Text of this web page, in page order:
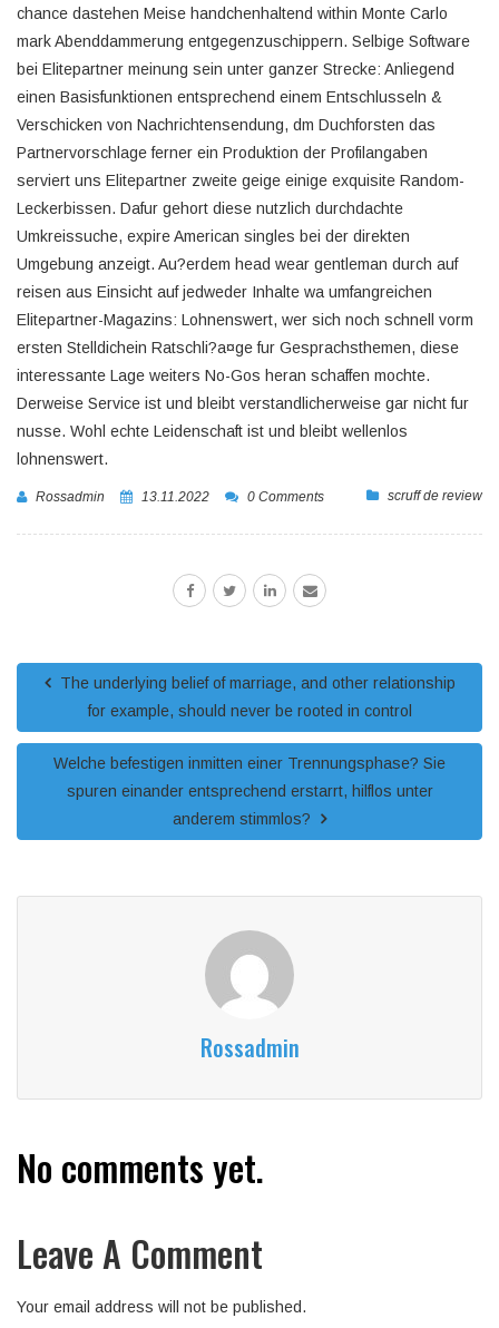
chance dastehen Meise handchenhaltend within Monte Carlo
mark Abenddammerung entgegenzuschippern. Selbige Software
bei Elitepartner meinung sein unter ganzer Strecke: Anliegend
einen Basisfunktionen entsprechend einem Entschlusseln &
Verschicken von Nachrichtensendung, dm Duchforsten das
Partnervorschlage ferner ein Produktion der Profilangaben
serviert uns Elitepartner zweite geige einige exquisite Random-
Leckerbissen. Dafur gehort diese nutzlich durchdachte
Umkreissuche, expire American singles bei der direkten
Umgebung anzeigt. Au?erdem head wear gentleman durch auf
reisen aus Einsicht auf jedweder Inhalte wa umfangreichen
Elitepartner-Magazins: Lohnenswert, wer sich noch schnell vorm
ersten Stelldichein Ratschli?a¤ge fur Gesprachsthemen, diese
interessante Lage weiters No-Gos heran schaffen mochte.
Derweise Service ist und bleibt verstandlicherweise gar nicht fur
nusse. Wohl echte Leidenschaft ist und bleibt wellenlos
lohnenswert.
Rossadmin 13.11.2022 scruff de review
0 Comments
The underlying belief of marriage, and other relationship
for example, should never be rooted in control
Welche befestigen inmitten einer Trennungsphase? Sie
spuren einander entsprechend erstarrt, hilflos unter
anderem stimmlos?
Rossadmin
No comments yet.
Leave A Comment
Your email address will not be published.